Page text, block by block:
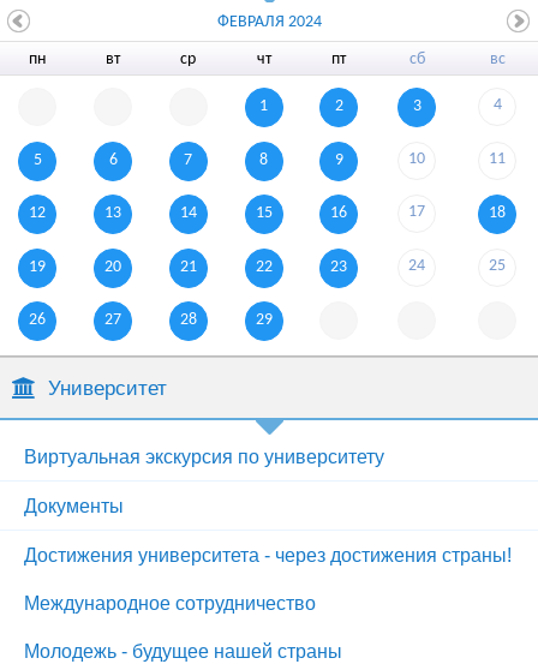
пн вт ср чт пт сб вс
1 2 3 4
5 6 7 8 9 10 11
12 13 14 15 16 17 18
19 20 21 22 23 24 25
26 27 28 29
ФЕВРАЛЯ 2024
Университет
Виртуальная экскурсия по университету
Документы
Достижения университета - через достижения страны!
Международное сотрудничество
Молодежь - будущее нашей страны